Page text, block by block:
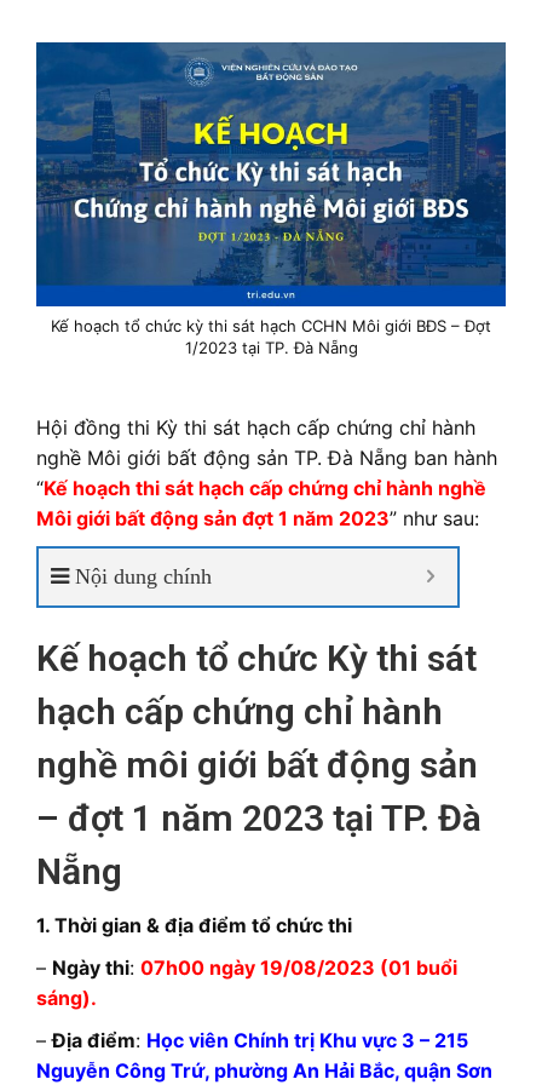
Kế hoạch tổ chức kỳ thi sát hạch CCHN Môi giới BĐS – Đợt
1/2023 tại TP. Đà Nẵng
Hội đồng thi Kỳ thi sát hạch cấp chứng chỉ hành
nghề Môi giới bất động sản TP. Đà Nẵng ban hành
“Kế hoạch thi sát hạch cấp chứng chỉ hành nghề
Môi giới bất động sản đợt 1 năm 2023” như sau:
Nội dung chính
Kế hoạch tổ chức Kỳ thi sát
hạch cấp chứng chỉ hành
nghề môi giới bất động sản
– đợt 1 năm 2023 tại TP. Đà
Nẵng
1. Thời gian & địa điểm tổ chức thi
– Ngày thi: 07h00 ngày 19/08/2023 (01 buổi
sáng).
–Địa điểm: Học viên Chính trị Khu vực 3 – 215
Nguyễn Công Trứ, phường An Hải Bắc, quận Sơn